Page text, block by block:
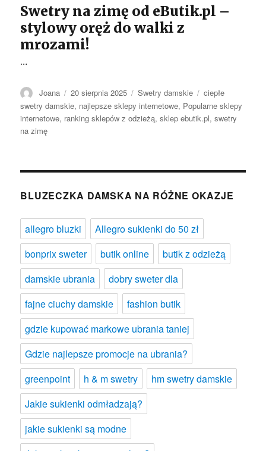
Swetry na zimę od eButik.pl –
stylowy oręż do walki z
mrozami!
…
Autor
Joana Opublikowano
20 sierpnia 2025 Kategorie
Swetry damskie Tagi
ciepłe
swetry damskie, najlepsze sklepy internetowe, Popularne sklepy
internetowe, ranking sklepów z odzieżą,sklep ebutik.pl,swetry
na zimę
BLUZECZKA DAMSKA NA RÓŻNE OKAZJE
allegro bluzki
Allegro sukienki do 50 zł
bonprix sweter
butik online
butik z odzieżą
damskie ubrania
dobry sweter dla
fajne ciuchy damskie
fashion butik
gdzie kupować markowe ubrania taniej
Gdzie najlepsze promocje na ubrania?
greenpoint
h & m swetry
hm swetry damskie
Jakie sukienki odmładzają?
jakie sukienki są modne